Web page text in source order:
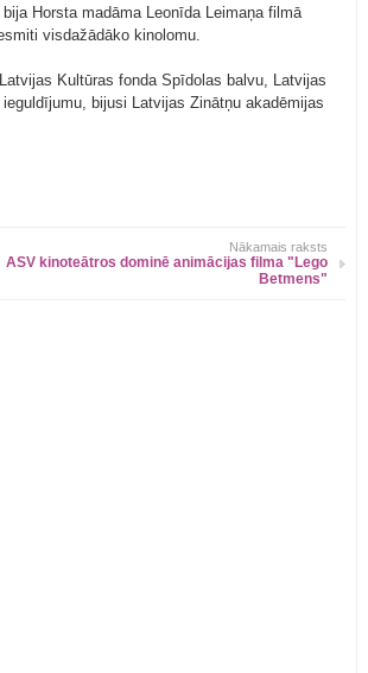
Horsta madāma Leonīda Leimaņa filmā
visdažādāko kinolomu.
Kultūras fonda Spīdolas balvu, Latvijas
bijusi Latvijas Zinātņu akadēmijas
Nākamais raksts
ASV kinoteātros dominē animācijas filma "Lego
Betmens"